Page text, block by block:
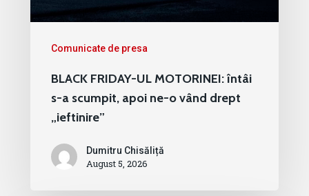
Comunicate de presa
BLACK FRIDAY-UL MOTORINEI: întâi
s-a scumpit, apoi ne-o vând drept
„ieftinire”
Dumitru Chisăliță
August 5, 2026